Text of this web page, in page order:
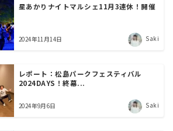
星あかりナイトマルシェ11月3連休！開催
2024年11月14日 Saki
レポート：松島パークフェスティバル
2024DAYS！終幕...
2024年9月6日 Saki